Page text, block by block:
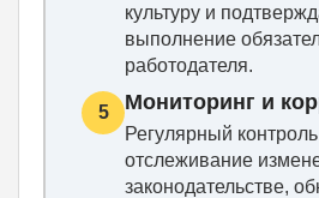
культуру и
выполнение
работодателя.
5 Мониторинг и
Регулярный
отслеживание
законодательстве,